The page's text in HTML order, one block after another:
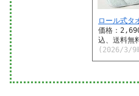
ロール式タ
価格：
込、送料無
(2026/3/9